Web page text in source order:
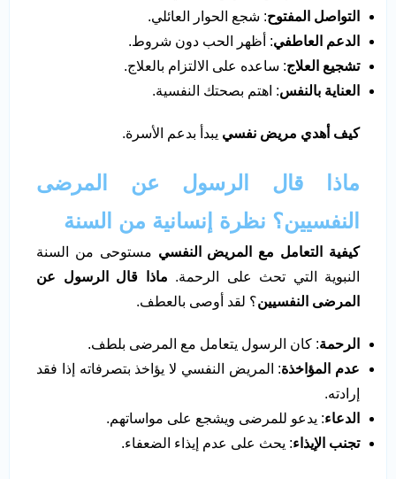
التواصل المفتوح: شجع الحوار العائلي.
الدعم العاطفي: أظهر الحب دون شروط.
تشجيع العلاج: ساعده على الالتزام بالعلاج.
العناية بالنفس: اهتم بصحتك النفسية.
كيف أهدي مريض نفسي يبدأ بدعم الأسرة.
ماذا قال الرسول عن المرضى
النفسيين؟ نظرة إنسانية من السنة
كيفية التعامل مع المريض النفسي مستوحى من السنة
النبوية التي تحث على الرحمة. ماذا قال الرسول عن
المرضى النفسيين؟ لقد أوصى بالعطف.
الرحمة: كان الرسول يتعامل مع المرضى بلطف.
عدم المؤاخذة: المريض النفسي لا يؤاخذ بتصرفاته إذا فقد
إرادته.
الدعاء: يدعو للمرضى ويشجع على مواساتهم.
تجنب الإيذاء: يحث على عدم إيذاء الضعفاء.